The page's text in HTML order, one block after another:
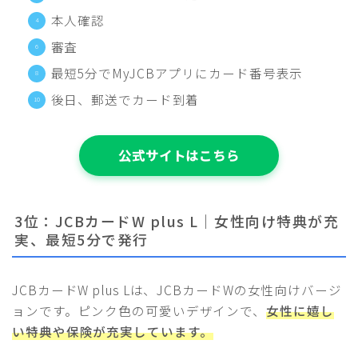
本人確認
審査
最短5分でMyJCBアプリにカード番号表示
後日、郵送でカード到着
公式サイトはこちら
3位：JCBカードW plus L｜女性向け特典が充
実、最短5分で発行
JCBカードW plus Lは、JCBカードWの女性向けバージ
ョンです。ピンク色の可愛いデザインで、女性に嬉し
い特典や保険が充実しています。